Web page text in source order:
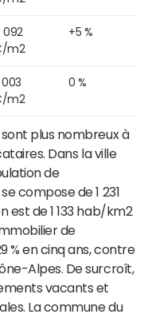
092
m2
+5 %
003
m2
0 %
plus nombreux à
Dans la ville
de
compose de 1 231
est de 1 133 hab/km2
de
% en cinq ans, contre
Alpes. De surcroît,
vacants et
La commune du